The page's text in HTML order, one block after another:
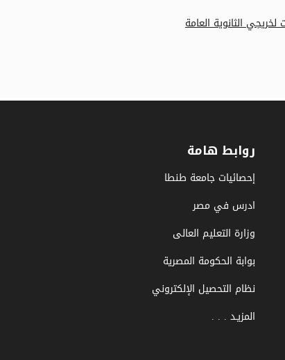
الثانوية العامة
روابط هامة
إحصائيات جامعة طنطا
ادرس في مصر
وزارة التعليم العالى
بوابة الحكومة المصرية
نظام التحصيل الإلكتروني
المزيـد . . .